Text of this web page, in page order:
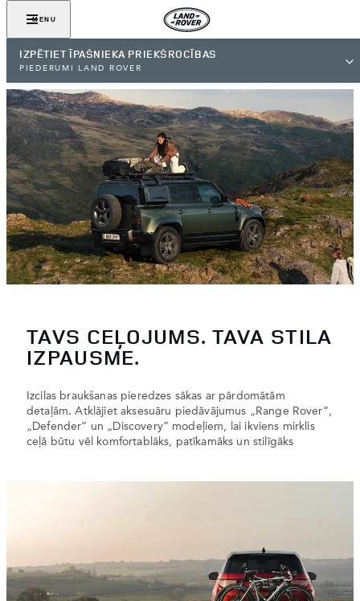
MENU
IZPĒTIET ĪPAŠNIEKA PRIEKŠROCĪBAS
PIEDERUMI LAND ROVER
TAVS CEĻOJUMS. TAVA STILA
IZPAUSME.
Izcilas braukšanas pieredzes sākas ar pārdomātām
detaļām. Atklājiet aksesuāru piedāvājumus „Range Rover”,
„Defender” un „Discovery” modeļiem, lai ikviens mirklis
ceļā būtu vēl komfortablāks, patīkamāks un stilīgāks